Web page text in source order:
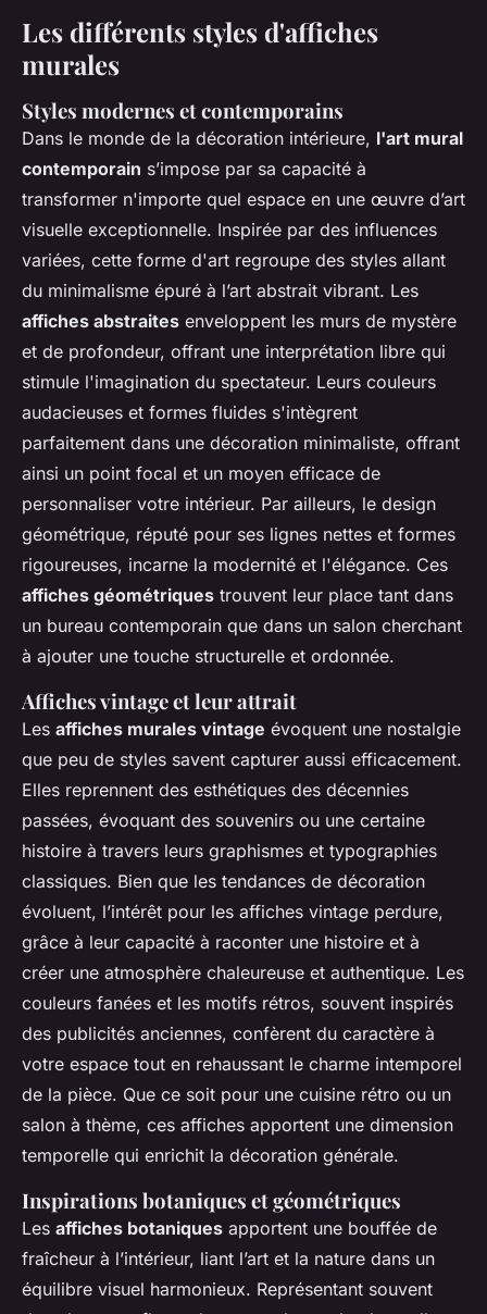
Les différents styles d'affiches
murales
Styles modernes et contemporains
Dans le monde de la décoration intérieure, l'art mural
contemporain s’impose par sa capacité à
transformer n'importe quel espace en une œuvre d’art
visuelle exceptionnelle. Inspirée par des influences
variées, cette forme d'art regroupe des styles allant
du minimalisme épuré à l’art abstrait vibrant. Les
affiches abstraites enveloppent les murs de mystère
et de profondeur, offrant une interprétation libre qui
stimule l'imagination du spectateur. Leurs couleurs
audacieuses et formes fluides s'intègrent
parfaitement dans une décoration minimaliste, offrant
ainsi un point focal et un moyen efficace de
personnaliser votre intérieur. Par ailleurs, le design
géométrique, réputé pour ses lignes nettes et formes
rigoureuses, incarne la modernité et l'élégance. Ces
affiches géométriques trouvent leur place tant dans
un bureau contemporain que dans un salon cherchant
à ajouter une touche structurelle et ordonnée.
Affiches vintage et leur attrait
Les affiches murales vintage évoquent une nostalgie
que peu de styles savent capturer aussi efficacement.
Elles reprennent des esthétiques des décennies
passées, évoquant des souvenirs ou une certaine
histoire à travers leurs graphismes et typographies
classiques. Bien que les tendances de décoration
évoluent, l’intérêt pour les affiches vintage perdure,
grâce à leur capacité à raconter une histoire et à
créer une atmosphère chaleureuse et authentique. Les
couleurs fanées et les motifs rétros, souvent inspirés
des publicités anciennes, confèrent du caractère à
votre espace tout en rehaussant le charme intemporel
de la pièce. Que ce soit pour une cuisine rétro ou un
salon à thème, ces affiches apportent une dimension
temporelle qui enrichit la décoration générale.
Inspirations botaniques et géométriques
Les affiches botaniques apportent une bouffée de
fraîcheur à l’intérieur, liant l’art et la nature dans un
équilibre visuel harmonieux. Représentant souvent